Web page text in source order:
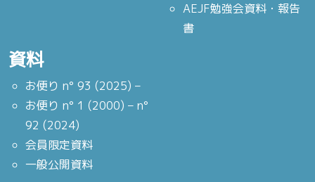
AEJF勉強会資料・報告
書
資料
お便り n° 93 (2025) –
お便り n° 1 (2000) – n°
92 (2024)
会員限定資料
一般公開資料